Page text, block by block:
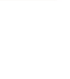
Bluesky
sur Facebook